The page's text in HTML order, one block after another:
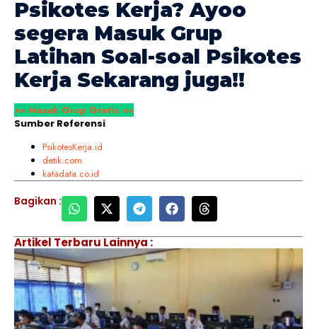
Psikotes Kerja? Ayoo
segera Masuk Grup
Latihan Soal-soal Psikotes
Kerja Sekarang juga!!
>> Masuk Grup Gratis <<
Sumber Referensi
PsikotesKerja.id
detik.com
katadata.co.id
Bagikan :
Artikel Terbaru Lainnya :